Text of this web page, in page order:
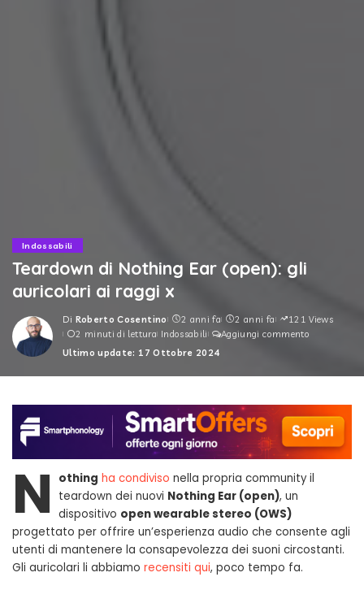
Indossabili
Teardown di Nothing Ear (open): gli
auricolari ai raggi x
Posted
by
Di Roberto Cosentino 2 anni fa 2 anni fa
121 Views
2 minuti di lettura Indossabili
Aggiungi commento
Ultimo update: 17 Ottobre 2024
N othing ha condiviso nella propria community il
teardown dei nuovi Nothing Ear (open), un
dispositivo open wearable stereo (OWS)
progettato per offrire un’esperienza audio che consente agli
utenti di mantenere la consapevolezza dei suoni circostanti.
Gli auricolari li abbiamo recensiti qui, poco tempo fa.